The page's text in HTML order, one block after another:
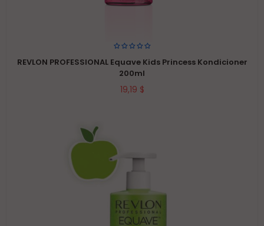
REVLON PROFESSIONAL Equave Kids Princess Kondicioner
200ml
19,19 $